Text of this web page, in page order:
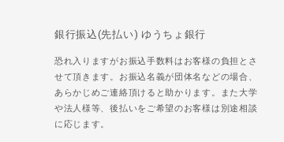
銀行振込(先払い) ゆうちょ銀行
恐れ入りますがお振込手数料はお客様の負担とさ
せて頂きます。お振込名義が団体名などの場合、
あらかじめご連絡頂けると助かります。また大学
や法人様等、後払いをご希望のお客様は別途相談
に応じます。